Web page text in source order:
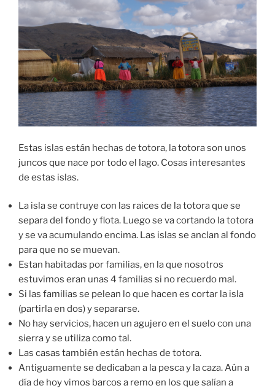
Estas islas están hechas de totora, la totora son unos
juncos que nace por todo el lago. Cosas interesantes
de estas islas.
La isla se contruye con las raices de la totora que se
separa del fondo y flota. Luego se va cortando la totora
y se va acumulando encima. Las islas se anclan al fondo
para que no se muevan.
Estan habitadas por familias, en la que nosotros
estuvimos eran unas 4 familias si no recuerdo mal.
Si las familias se pelean lo que hacen es cortar la isla
(partirla en dos) y separarse.
No hay servicios, hacen un agujero en el suelo con una
sierra y se utiliza como tal.
Las casas también están hechas de totora.
Antiguamente se dedicaban a la pesca y la caza. Aún a
día de hoy vimos barcos a remo en los que salían a